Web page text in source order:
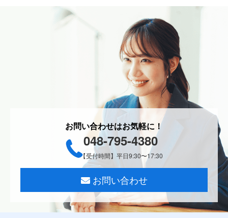
お問い合わせはお気軽に！
048-795-4380
【受付時間】平日9:30〜17:30
お問い合わせ